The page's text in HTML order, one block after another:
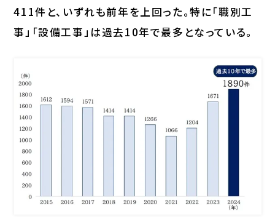
411件と、いずれも前年を上回った。特に「職別工
事」「設備工事」は過去10年で最多となっている。